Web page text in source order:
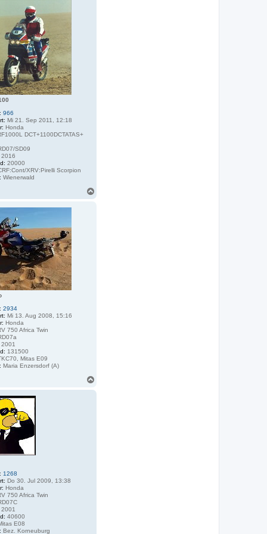
966
Mi 21. Sep 2011, 12:18
Honda
DCT+1100DCTATAS+
SD09
2016
20000
XRV:Pirelli Scorpion
Wienerwald
2934
Mi 13. Aug 2008, 15:16
Honda
750 Africa Twin
2001
131500
Mitas E09
Maria Enzersdorf (A)
1268
Do 30. Jul 2009, 13:38
Honda
750 Africa Twin
2001
40600
E08
Bez. Korneuburg